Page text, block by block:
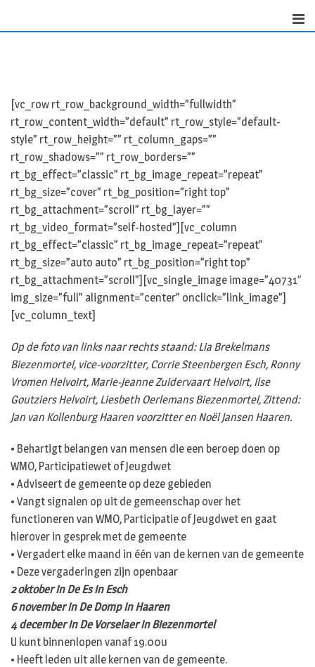
[vc_row rt_row_background_width=”fullwidth”
rt_row_content_width=”default” rt_row_style=”default-
style” rt_row_height=”” rt_column_gaps=””
rt_row_shadows=”” rt_row_borders=””
rt_bg_effect=”classic” rt_bg_image_repeat=”repeat”
rt_bg_size=”cover” rt_bg_position=”right top”
rt_bg_attachment=”scroll” rt_bg_layer=””
rt_bg_video_format=”self-hosted”][vc_column
rt_bg_effect=”classic” rt_bg_image_repeat=”repeat”
rt_bg_size=”auto auto” rt_bg_position=”right top”
rt_bg_attachment=”scroll”][vc_single_image image=”40731″
img_size=”full” alignment=”center” onclick=”link_image”]
[vc_column_text]
Op de foto van links naar rechts staand: Lia Brekelmans
Biezenmortel, vice-voorzitter, Corrie Steenbergen Esch, Ronny
Vromen Helvoirt, Marie-Jeanne Zuidervaart Helvoirt, Ilse
Goutziers Helvoirt, Liesbeth Oerlemans Biezenmortel, Zittend:
Jan van Kollenburg Haaren voorzitter en Noël Jansen Haaren.
• Behartigt belangen van mensen die een beroep doen op
WMO, Participatiewet of Jeugdwet
• Adviseert de gemeente op deze gebieden
• Vangt signalen op uit de gemeenschap over het
functioneren van WMO, Participatie of Jeugdwet en gaat
hierover in gesprek met de gemeente
• Vergadert elke maand in één van de kernen van de gemeente
• Deze vergaderingen zijn openbaar
2 oktober in De Es in Esch
6 november in De Domp in Haaren
4 december in De Vorselaer in Biezenmortel
U kunt binnenlopen vanaf 19.00u
• Heeft leden uit alle kernen van de gemeente.